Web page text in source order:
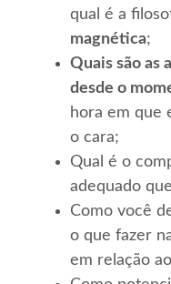
qual é a
magnética;
Quais são as
desde o
hora em que
o cara;
Qual é o
adequado
Como você
o que fazer
em relação